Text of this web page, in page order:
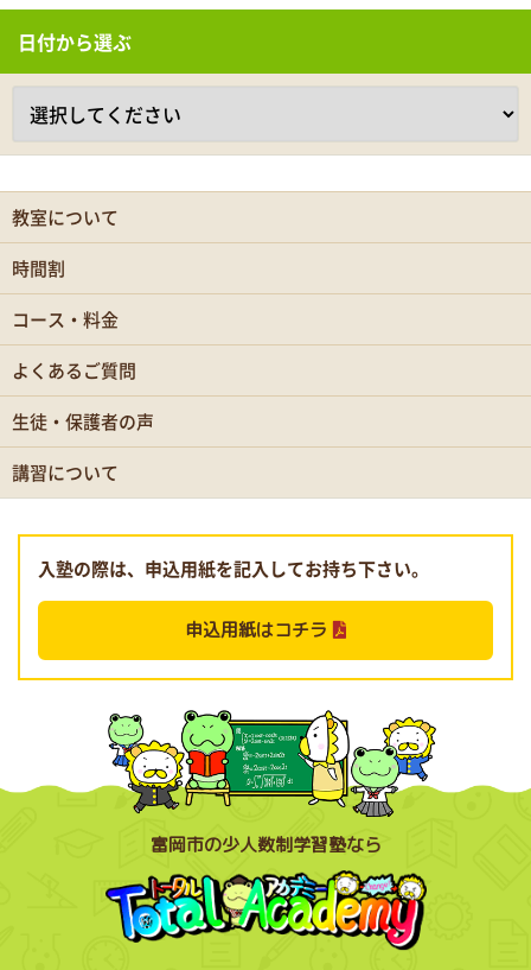
日付から選ぶ
教室について
時間割
コース・料金
よくあるご質問
生徒・保護者の声
講習について
入塾の際は、申込用紙を記入してお持ち下さい。
申込用紙はコチラ
富岡市の少人数制学習塾なら